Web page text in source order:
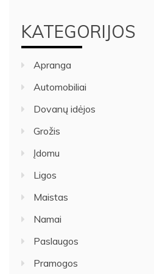
KATEGORIJOS
Apranga
Automobiliai
Dovanų idėjos
Grožis
Įdomu
Ligos
Maistas
Namai
Paslaugos
Pramogos